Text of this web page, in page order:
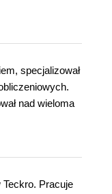
specjalizował
nad wieloma
Pracuje